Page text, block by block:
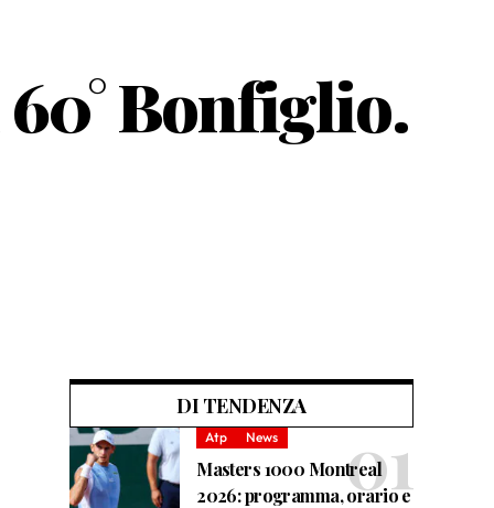
60° Bonfiglio.
DI TENDENZA
Atp News
Masters 1000 Montreal
2026: programma, orario e